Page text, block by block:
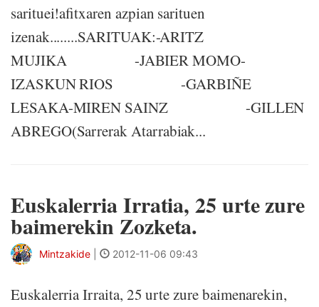
sarituei!afitxaren azpian sarituen
izenak........SARITUAK:-ARITZ
MUJIKA -JABIER MOMO-
IZASKUN RIOS -GARBIÑE
LESAKA-MIREN SAINZ -GILLEN
ABREGO(Sarrerak Atarrabiak...
Euskalerria Irratia, 25 urte zure
baimerekin Zozketa.
Mintzakide 2012-11-06 09:43
Euskalerria Irraita, 25 urte zure baimenarekin,